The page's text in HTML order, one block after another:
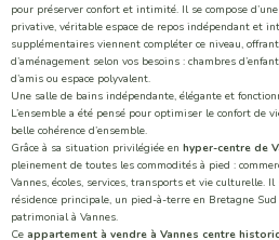
pour préserver confort et intimité. Il se compose
privative, véritable espace de repos indépendant et
supplémentaires viennent compléter ce niveau,
d’aménagement selon vos besoins : chambres
d’amis ou espace polyvalent.
Une salle de bains indépendante, élégante et
L’ensemble a été pensé pour optimiser le confort de
belle cohérence d’ensemble.
Grâce à sa situation privilégiée en hyper-centre de
pleinement de toutes les commodités à pied :
Vannes, écoles, services, transports et vie culturelle.
résidence principale, un pied-à-terre en Bretagne
patrimonial à Vannes.
Ce appartement à vendre à Vannes centre